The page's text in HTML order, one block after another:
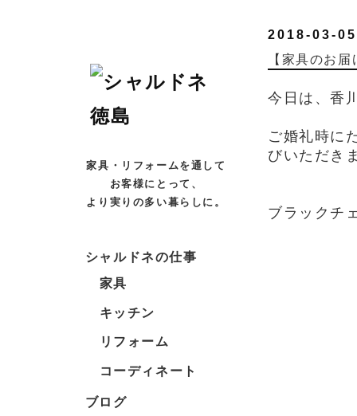
家具・リフォームを通して
お客様にとって、
より実りの多い暮らしに。
シャルドネの仕事
家具
キッチン
リフォーム
コーディネート
ブログ
2018-03-05
【家具のお
今日は、香
ご婚礼時に
びいただき
ブラックチ